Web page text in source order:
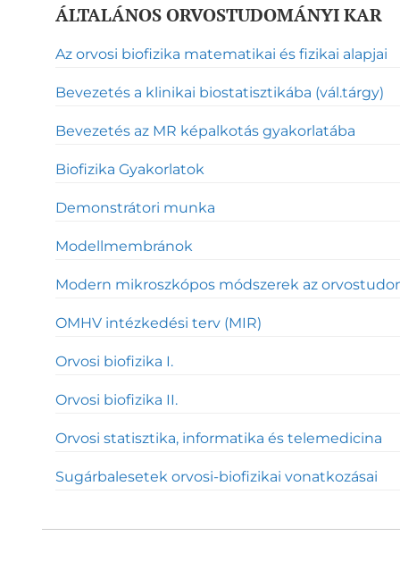
ÁLTALÁNOS ORVOSTUDOMÁNYI KAR
Az orvosi biofizika matematikai és fizikai alapjai
Bevezetés a klinikai biostatisztikába (vál.tárgy)
Bevezetés az MR képalkotás gyakorlatába
Biofizika Gyakorlatok
Demonstrátori munka
Modellmembránok
Modern mikroszkópos módszerek az
OMHV intézkedési terv (MIR)
Orvosi biofizika I.
Orvosi biofizika II.
Orvosi statisztika, informatika és telemedicina
Sugárbalesetek orvosi-biofizikai vonatkozásai